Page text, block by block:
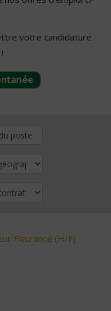
votre candidature
Fleurance (H/F)